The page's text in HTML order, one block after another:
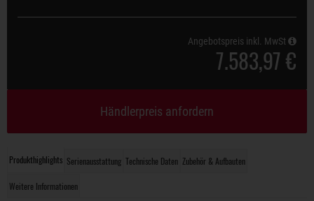
Produkthighlights Serienausstattung Technische Daten Zubehör & Aufbauten
Weitere Informationen
Angebotspreis inkl. MwSt
7.583,97 €
Händlerpreis anfordern